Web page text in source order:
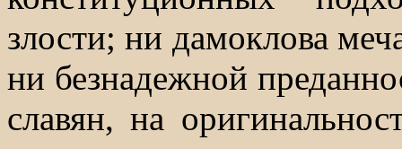
злости; ни дамоклова
ни безнадежной
славян, на